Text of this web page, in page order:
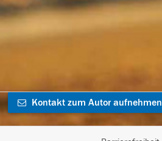
Kontakt zum Autor aufnehmen